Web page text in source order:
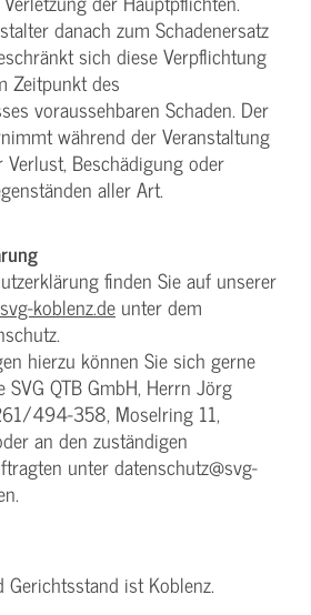
danach zum Schadenersatz
sich diese Verpflichtung
Zeitpunkt des
voraussehbaren Schaden. Der
während der Veranstaltung
Beschädigung oder
aller Art.
finden Sie auf unserer
koblenz.de unter dem
hierzu können Sie sich gerne
QTB GmbH, Herrn Jörg
494-358, Moselring 11,
an den zuständigen
unter datenschutz@svg-
ist Koblenz.